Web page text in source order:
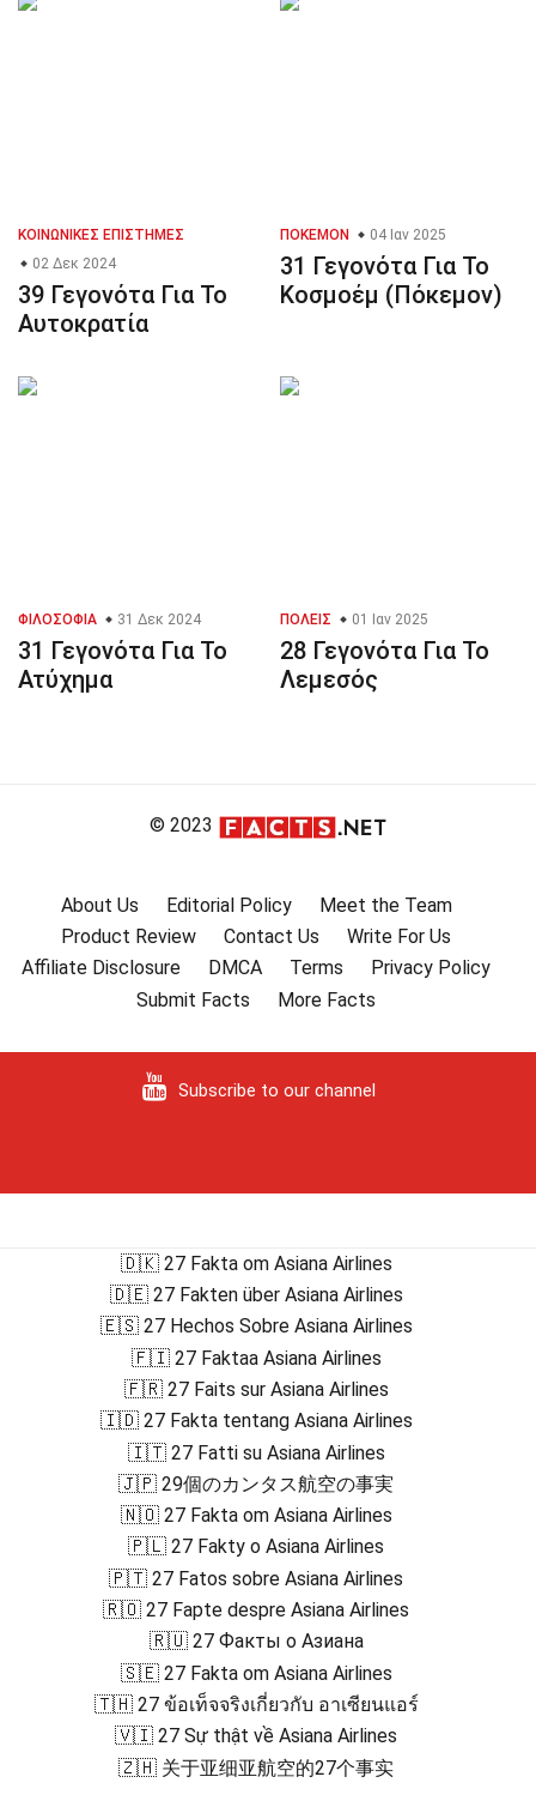
ΚΟΙΝΩΝΙΚΈΣ ΕΠΙΣΤΉΜΕΣ
02 Δεκ 2024
39 Γεγονότα Για Το
Αυτοκρατία
ΠΌΚΕΜΟΝ 04 Ιαν 2025
31 Γεγονότα Για Το
Κοσμοέμ (Πόκεμον)
ΦΙΛΟΣΟΦΊΑ 31 Δεκ 2024
31 Γεγονότα Για Το
Ατύχημα
ΠΌΛΕΙΣ 01 Ιαν 2025
28 Γεγονότα Για Το
Λεμεσός
© 2023
About Us Editorial Policy
Meet the Team
Product Review
Contact Us
Write For Us
Affiliate Disclosure
DMCA Terms
Privacy Policy
Submit Facts
More Facts
Subscribe to our channel
🇩🇰 27 Fakta om Asiana Airlines
🇩🇪 27 Fakten über Asiana Airlines
🇪🇸 27 Hechos Sobre Asiana Airlines
🇫🇮 27 Faktaa Asiana Airlines
🇫🇷 27 Faits sur Asiana Airlines
🇮🇩 27 Fakta tentang Asiana Airlines
🇮🇹 27 Fatti su Asiana Airlines
🇯🇵 29個のカンタス航空の事実
🇳🇴 27 Fakta om Asiana Airlines
🇵🇱 27 Fakty o Asiana Airlines
🇵🇹 27 Fatos sobre Asiana Airlines
🇷🇴 27 Fapte despre Asiana Airlines
🇷🇺 27 Факты о Азиана
🇸🇪 27 Fakta om Asiana Airlines
🇹🇭 27 ข้อเท็จจริงเกี่ยวกับ อาเซียนแอร์
🇻🇮 27 Sự thật về Asiana Airlines
🇿🇭 关于亚细亚航空的27个事实